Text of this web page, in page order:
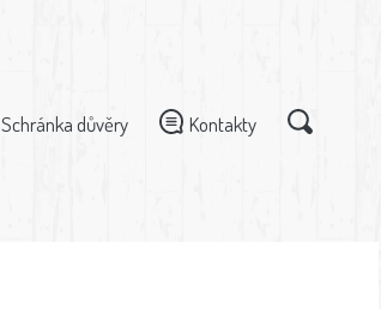
Schránka důvěry Kontakty